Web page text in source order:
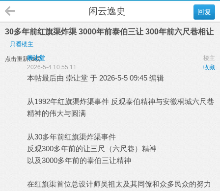
回复
闲云逸史
30多年前红旗渠炸渠 3000年前泰伯三让 300年前六尺巷相让
只看楼主
点击重新加载 楼主
崇让堂
收藏
2026-5-4 10:55:11
本帖最后由 崇让堂 于 2026-5-5 09:45 编辑
从1992年红旗渠炸渠事件 反观泰伯精神与安徽桐城六尺巷
精神的伟大与圆满
从30多年前红旗渠炸渠事件
反观300多年前的让三尺（六尺巷）精神
以及3000多年前的泰伯三让精神
在红旗渠首位总设计师吴祖太及其同僚和众多民众的努力